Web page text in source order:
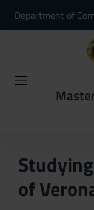
Department of
of